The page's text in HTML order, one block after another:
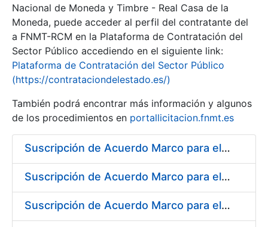
Mostra/Amaga
Nacional de Moneda y Timbre - Real Casa de la
Moneda, puede acceder al perfil del contratante del
a FNMT-RCM en la Plataforma de Contratación del
Sector Público accediendo en el siguiente link:
Plataforma de Contratación del Sector Público
(https://contrataciondelestado.es/)
También podrá encontrar más información y algunos
de los procedimientos en portallicitacion.fnmt.es
Suscripción de Acuerdo Marco para el Suministro de Acero para la fabricación de puntas para troqueles, punzones y matrices
Suscripción de Acuerdo Marco para el Suministro de Rodamientos y material de Transmisión para la Fábrica de Papel de Seguridad de la FNMT-RCM en Burgos
Suscripción de Acuerdo Marco para el Suministro de Material de Ferretería para la Fábrica de Papel de Seguridad de la FNMT-RCM en Burgos